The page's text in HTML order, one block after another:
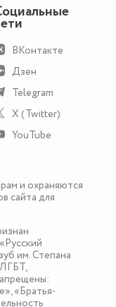
ВКонтакте
Дзен
Telegram
X (Twitter)
YouTube
и охраняются
сайта для
им. Степана
«Братья-